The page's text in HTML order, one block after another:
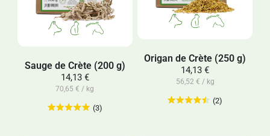
Sauge de Crète (200 g)
14,13 €
70,65 € / kg
(3)
Origan de Crète (250 g)
14,13 €
56,52 € / kg
(2)